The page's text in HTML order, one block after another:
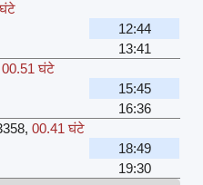
12:44
13:41
00.51 घंटे
15:45
16:36
,00.41 घंटे
18:49
19:30